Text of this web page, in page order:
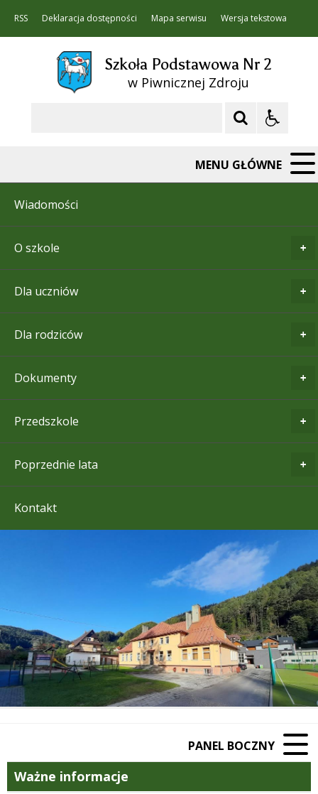
RSS Deklaracja dostępności Mapa serwisu Wersja tekstowa
Szkoła Podstawowa Nr 2
w Piwnicznej Zdroju
MENU GŁÓWNE
Wiadomości
O szkole
Dla uczniów
Dla rodziców
Dokumenty
Przedszkole
Poprzednie lata
Kontakt
PANEL BOCZNY
Ważne informacje